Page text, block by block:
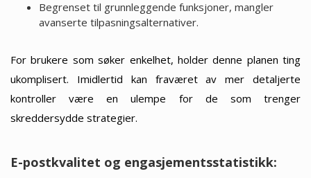
Begrenset til grunnleggende funksjoner, mangler
avanserte tilpasningsalternativer.
For brukere som søker enkelhet, holder denne planen ting
ukomplisert. Imidlertid kan fraværet av mer detaljerte
kontroller være en ulempe for de som trenger
skreddersydde strategier.
E-postkvalitet og engasjementsstatistikk: